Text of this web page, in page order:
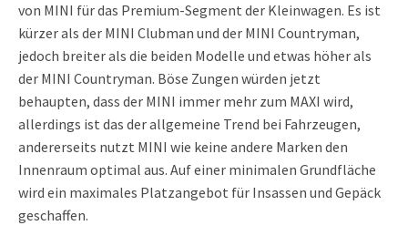
von MINI für das Premium-Segment der Kleinwagen. Es ist
kürzer als der MINI Clubman und der MINI Countryman,
jedoch breiter als die beiden Modelle und etwas höher als
der MINI Countryman. Böse Zungen würden jetzt
behaupten, dass der MINI immer mehr zum MAXI wird,
allerdings ist das der allgemeine Trend bei Fahrzeugen,
andererseits nutzt MINI wie keine andere Marken den
Innenraum optimal aus. Auf einer minimalen Grundfläche
wird ein maximales Platzangebot für Insassen und Gepäck
geschaffen.